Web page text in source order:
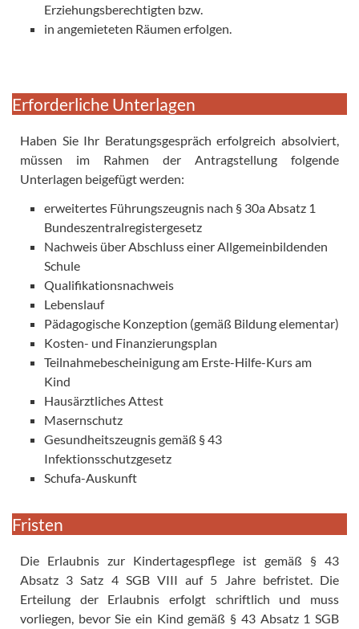
Erziehungsberechtigten bzw.
in angemieteten Räumen erfolgen.
Erforderliche Unterlagen
Haben Sie Ihr Beratungsgespräch erfolgreich absolviert,
müssen im Rahmen der Antragstellung folgende
Unterlagen beigefügt werden:
erweitertes Führungszeugnis nach § 30a Absatz 1
Bundeszentralregistergesetz
Nachweis über Abschluss einer Allgemeinbildenden
Schule
Qualifikationsnachweis
Lebenslauf
Pädagogische Konzeption (gemäß Bildung elementar)
Kosten- und Finanzierungsplan
Teilnahmebescheinigung am Erste-Hilfe-Kurs am
Kind
Hausärztliches Attest
Masernschutz
Gesundheitszeugnis gemäß § 43
Infektionsschutzgesetz
Schufa-Auskunft
Fristen
Die Erlaubnis zur Kindertagespflege ist gemäß § 43
Absatz 3 Satz 4 SGB VIII auf 5 Jahre befristet. Die
Erteilung der Erlaubnis erfolgt schriftlich und muss
vorliegen, bevor Sie ein Kind gemäß § 43 Absatz 1 SGB